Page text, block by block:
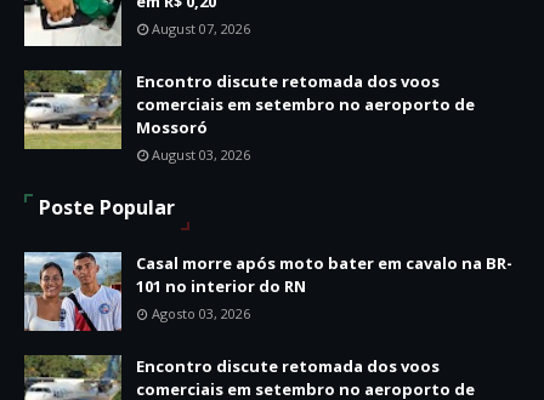
August 07, 2026
Encontro discute retomada dos voos
comerciais em setembro no aeroporto de
Mossoró
August 03, 2026
Poste Popular
Casal morre após moto bater em cavalo na BR-
101 no interior do RN
Agosto 03, 2026
Encontro discute retomada dos voos
comerciais em setembro no aeroporto de